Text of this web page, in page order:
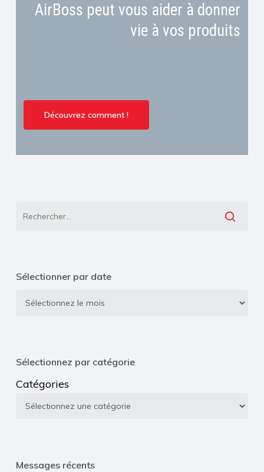
AirBoss peut vous aider à donner
vie à vos produits
Découvrez comment !
Sélectionner par date
Sélectionner
Sélectionnez par catégorie
Catégories
Messages récents